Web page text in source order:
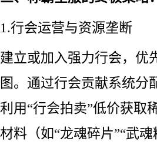
1.行会运营与资源垄断
建立或加入强力行会，优
图。通过行会贡献系统分
利用“行会拍卖”低价获取
材料（如“龙魂碎片”“武魂